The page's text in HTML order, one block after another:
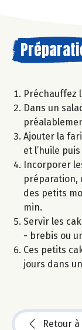
Préchauffez
Dans un
Ajouter la
et l’huile
Incorporer
préparation,
des petits
min.
Servir les
- brebis ou
Ces petits
jours dans
Retour